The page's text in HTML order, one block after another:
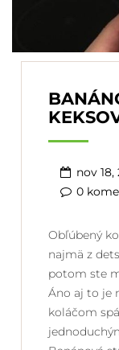
nov 18,
0
Obľúbený
najmä z
potom ste
Áno aj to je
koláčom